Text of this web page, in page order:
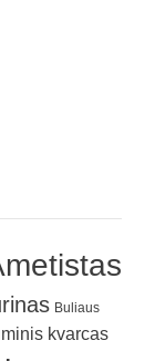
Buliaus
kvarcas